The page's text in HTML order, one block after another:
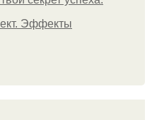
Эффекты